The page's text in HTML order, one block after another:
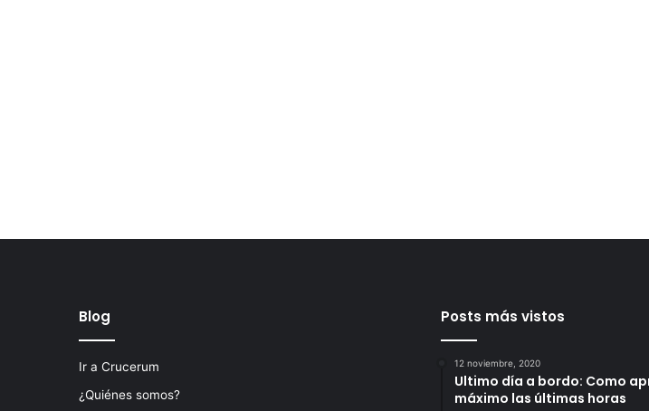
Blog
Ir a Crucerum
¿Quiénes somos?
Posts más vistos
12 noviembre, 2020
Ultimo día a bordo: Como
máximo las últimas horas